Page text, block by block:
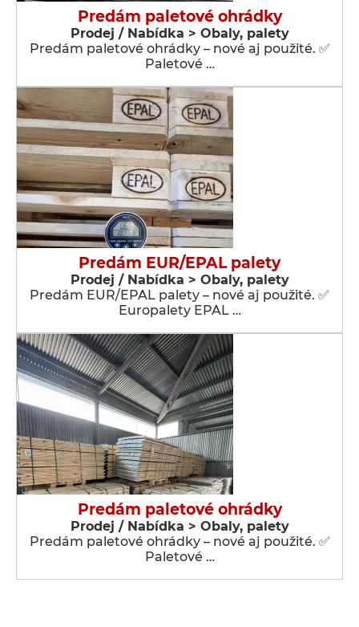
Predám paletové ohrádky
Prodej / Nabídka > Obaly, palety
Predám paletové ohrádky – nové aj použité. ✅
Paletové …
Predám EUR/EPAL palety
Prodej / Nabídka > Obaly, palety
Predám EUR/EPAL palety – nové aj použité. ✅
Europalety EPAL …
Predám paletové ohrádky
Prodej / Nabídka > Obaly, palety
Predám paletové ohrádky – nové aj použité. ✅
Paletové …